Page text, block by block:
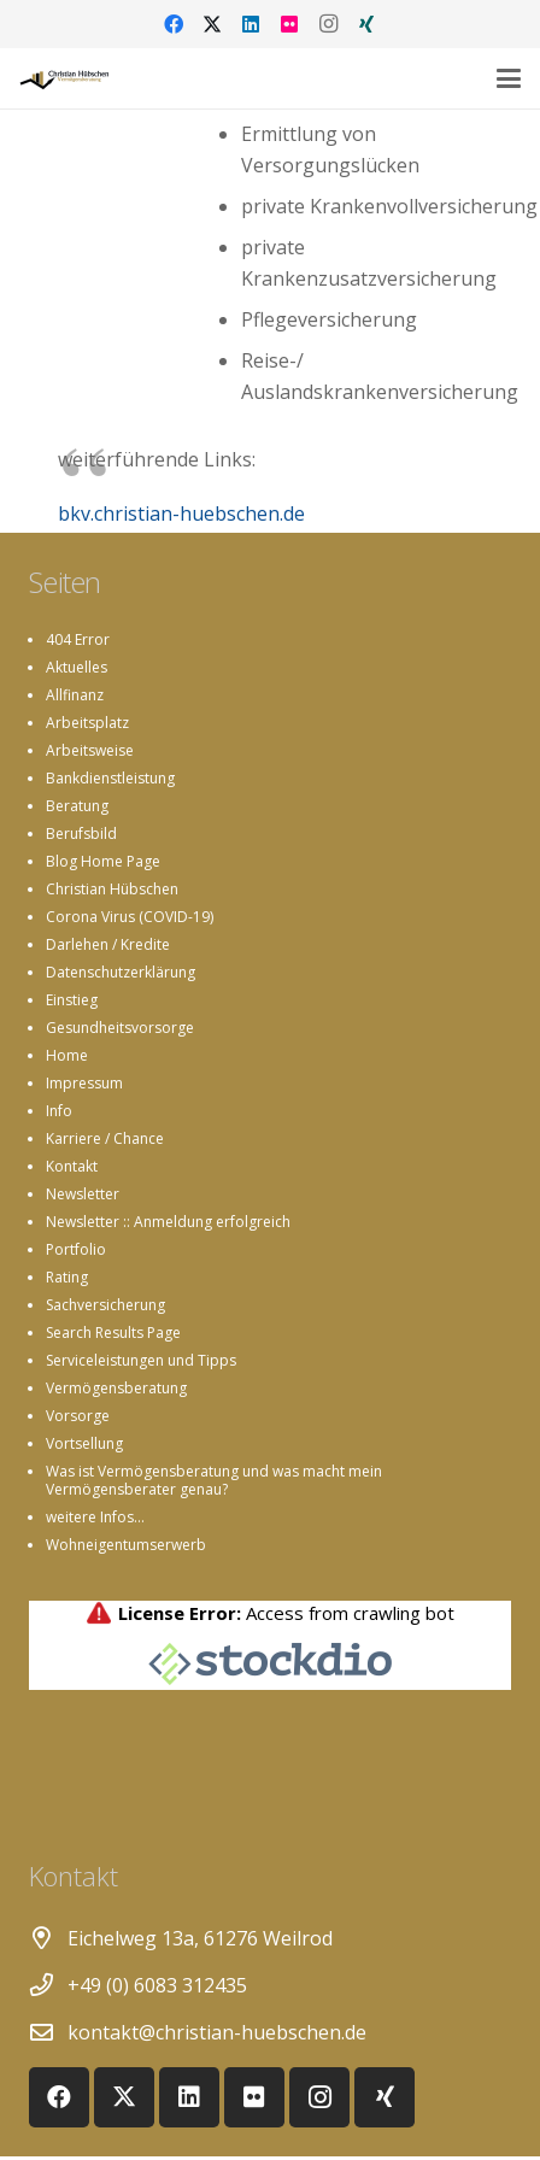
Ermittlung von
Versorgungslücken
private Krankenvollversicherung
private
Krankenzusatzversicherung
Pflegeversicherung
Reise-/
Auslandskrankenversicherung
weiterführende Links:
bkv.christian-huebschen.de
Seiten
404 Error
Aktuelles
Allfinanz
Arbeitsplatz
Arbeitsweise
Bankdienstleistung
Beratung
Berufsbild
Blog Home Page
Christian Hübschen
Corona Virus (COVID-19)
Darlehen / Kredite
Datenschutzerklärung
Einstieg
Gesundheitsvorsorge
Home
Impressum
Info
Karriere / Chance
Kontakt
Newsletter
Newsletter :: Anmeldung erfolgreich
Portfolio
Rating
Sachversicherung
Search Results Page
Serviceleistungen und Tipps
Vermögensberatung
Vorsorge
Vortsellung
Was ist Vermögensberatung und was macht mein
Vermögensberater genau?
weitere Infos...
Wohneigentumserwerb
Kontakt
Eichelweg 13a, 61276 Weilrod
+49 (0) 6083 312435
kontakt@christian-huebschen.de